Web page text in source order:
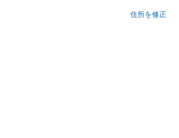
住所を修正